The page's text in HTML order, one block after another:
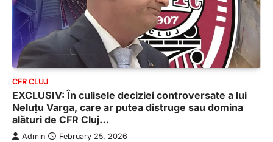
CFR CLUJ
EXCLUSIV: În culisele deciziei controversate a lui
Neluțu Varga, care ar putea distruge sau domina
alături de CFR Cluj…
Admin February 25, 2026